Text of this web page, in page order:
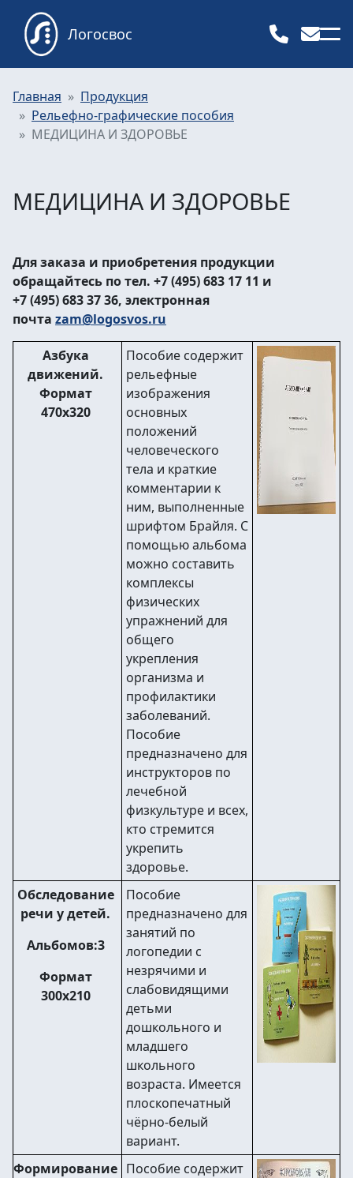
Логосвос
Главная
Продукция
Рельефно-графические пособия
МЕДИЦИНА И ЗДОРОВЬЕ
МЕДИЦИНА И ЗДОРОВЬЕ
Для заказа и приобретения продукции
обращайтесь по тел. +7 (495) 683 17 11 и
+7 (495) 683 37 36, электронная
почта zam@logosvos.ru
Азбука
движений.
Формат
470х320
Пособие содержит
рельефные
изображения
основных
положений
человеческого
тела и краткие
комментарии к
ним, выполненные
шрифтом Брайля. С
помощью альбома
можно составить
комплексы
физических
упражнений для
общего
укрепления
организма и
профилактики
заболеваний.
Пособие
предназначено для
инструкторов по
лечебной
физкультуре и всех,
кто стремится
укрепить
здоровье.
Обследование
речи у детей.
Альбомов:3
Формат
300х210
Пособие
предназначено для
занятий по
логопедии с
незрячими и
слабовидящими
детьми
дошкольного и
младшего
школьного
возраста. Имеется
плоскопечатный
чёрно-белый
вариант.
Формирование Пособие содержит